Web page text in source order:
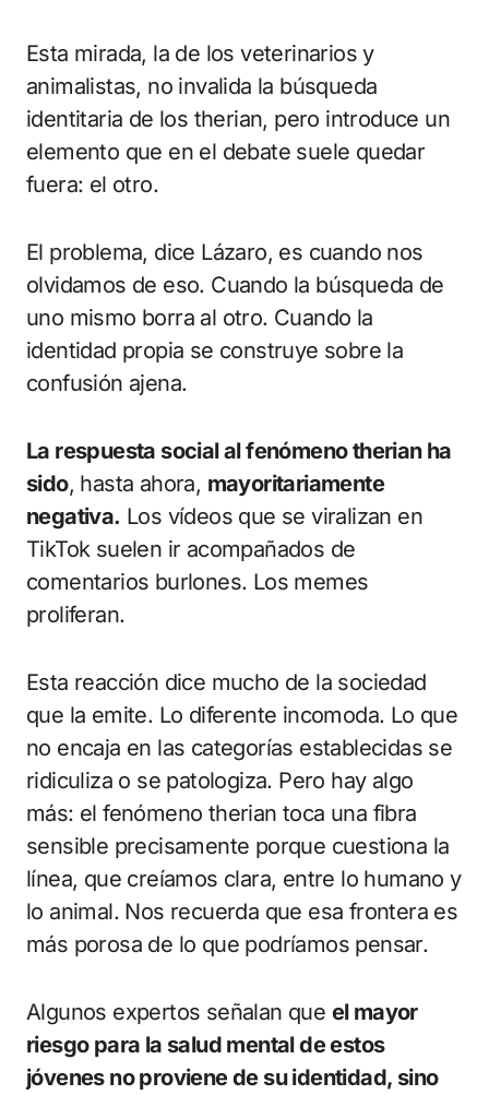
Esta mirada, la de los veterinarios y
animalistas, no invalida la búsqueda
identitaria de los therian, pero introduce un
elemento que en el debate suele quedar
fuera: el otro.
El problema, dice Lázaro, es cuando nos
olvidamos de eso. Cuando la búsqueda de
uno mismo borra al otro. Cuando la
identidad propia se construye sobre la
confusión ajena.
La respuesta social al fenómeno therian ha
sido, hasta ahora, mayoritariamente
negativa. Los vídeos que se viralizan en
TikTok suelen ir acompañados de
comentarios burlones. Los memes
proliferan.
Esta reacción dice mucho de la sociedad
que la emite. Lo diferente incomoda. Lo que
no encaja en las categorías establecidas se
ridiculiza o se patologiza. Pero hay algo
más: el fenómeno therian toca una fibra
sensible precisamente porque cuestiona la
línea, que creíamos clara, entre lo humano y
lo animal. Nos recuerda que esa frontera es
más porosa de lo que podríamos pensar.
Algunos expertos señalan que el mayor
riesgo para la salud mental de estos
jóvenes no proviene de su identidad, sino